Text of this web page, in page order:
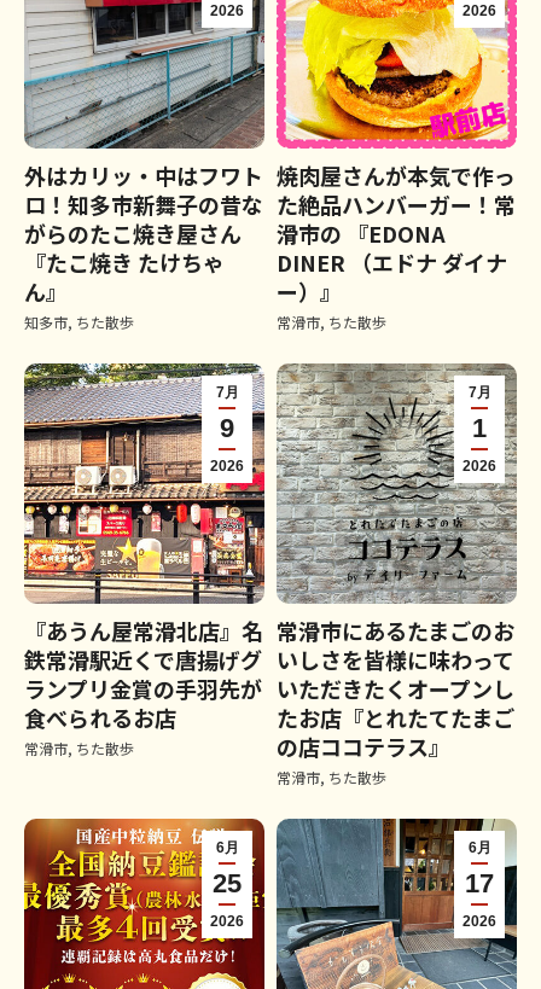
2026
外はカリッ・中はフワト
ロ！知多市新舞子の昔な
がらのたこ焼き屋さん
『たこ焼き たけちゃ
ん』
知多市, ちた散歩
2026
焼肉屋さんが本気で作っ
た絶品ハンバーガー！常
滑市の 『EDONA
DINER （エドナ ダイナ
ー）』
常滑市, ちた散歩
7月
9
2026
『あうん屋常滑北店』名
鉄常滑駅近くで唐揚げグ
ランプリ金賞の手羽先が
食べられるお店
常滑市, ちた散歩
7月
1
2026
常滑市にあるたまごのお
いしさを皆様に味わって
いただきたくオープンし
たお店『とれたてたまご
の店ココテラス』
常滑市, ちた散歩
6月
25
2026
6月
17
2026